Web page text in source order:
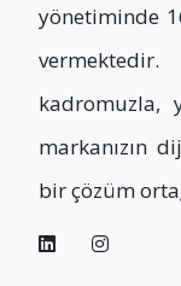
yönetiminde
kadromuzla,
markanızın
bir çözüm